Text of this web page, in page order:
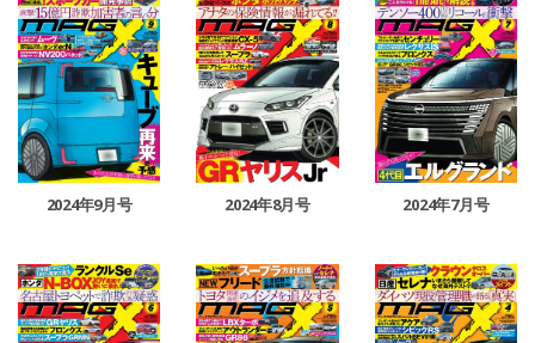
2024年9月号 2024年8月号 2024年7月号